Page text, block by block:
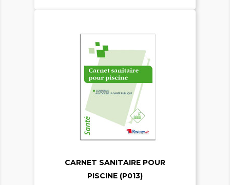


CARNET SANITAIRE POUR
PISCINE (P013)